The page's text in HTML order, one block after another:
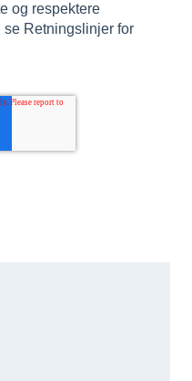
og respektere
se Retningslinjer for